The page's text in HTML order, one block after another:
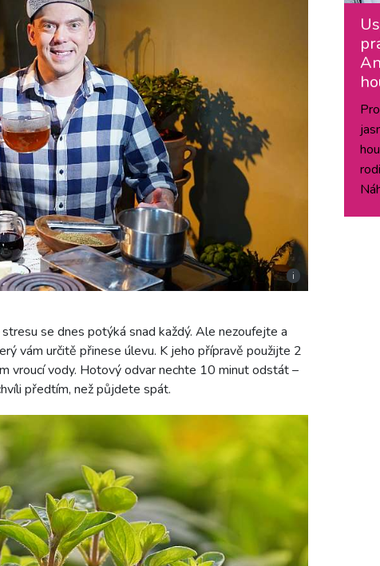
i
se dnes potýká snad každý. Ale nezoufejte a
vám určitě přinese úlevu. K jeho přípravě použijte 2
vroucí vody. Hotový odvar nechte 10 minut odstát –
předtím, než půjdete spát.